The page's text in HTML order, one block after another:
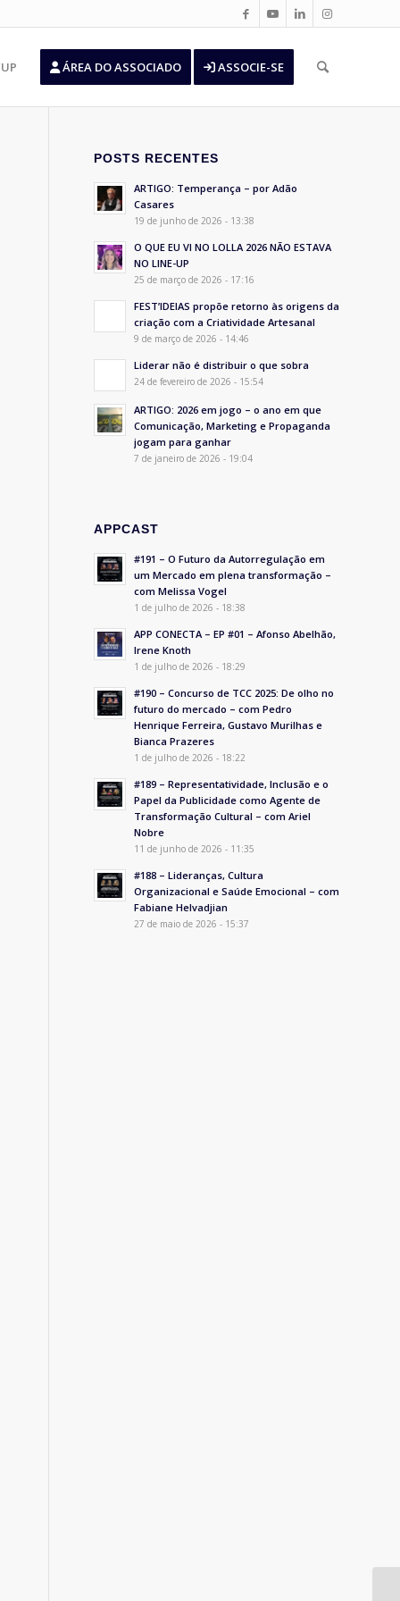
ÁREA DO ASSOCIADO ASSOCIE-SE
POSTS RECENTES
ARTIGO: Temperança – por Adão
Casares
19 de junho de 2026 - 13:38
O QUE EU VI NO LOLLA 2026 NÃO ESTAVA
NO LINE-UP
25 de março de 2026 - 17:16
FEST’IDEIAS propõe retorno às origens da
criação com a Criatividade Artesanal
9 de março de 2026 - 14:46
Liderar não é distribuir o que sobra
24 de fevereiro de 2026 - 15:54
ARTIGO: 2026 em jogo – o ano em que
Comunicação, Marketing e Propaganda
jogam para ganhar
7 de janeiro de 2026 - 19:04
APPCAST
#191 – O Futuro da Autorregulação em
um Mercado em plena transformação –
com Melissa Vogel
1 de julho de 2026 - 18:38
APP CONECTA – EP #01 – Afonso Abelhão,
Irene Knoth
1 de julho de 2026 - 18:29
#190 – Concurso de TCC 2025: De olho no
futuro do mercado – com Pedro
Henrique Ferreira, Gustavo Murilhas e
Bianca Prazeres
1 de julho de 2026 - 18:22
#189 – Representatividade, Inclusão e o
Papel da Publicidade como Agente de
Transformação Cultural – com Ariel
Nobre
11 de junho de 2026 - 11:35
#188 – Lideranças, Cultura
Organizacional e Saúde Emocional – com
Fabiane Helvadjian
27 de maio de 2026 - 15:37